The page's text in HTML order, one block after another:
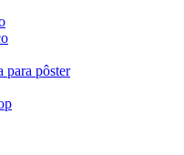
para pôster